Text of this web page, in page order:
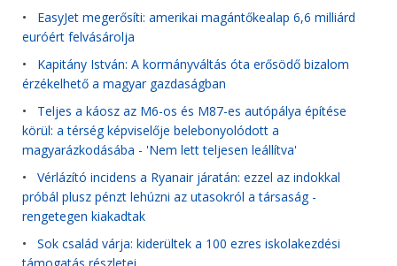
• EasyJet megerősíti: amerikai magántőkealap 6,6 milliárd
euróért felvásárolja
• Kapitány István: A kormányváltás óta erősödő bizalom
érzékelhető a magyar gazdaságban
• Teljes a káosz az M6-os és M87-es autópálya építése
körül: a térség képviselője belebonyolódott a
magyarázkodásába - 'Nem lett teljesen leállítva'
• Vérlázító incidens a Ryanair járatán: ezzel az indokkal
próbál plusz pénzt lehúzni az utasokról a társaság -
rengetegen kiakadtak
• Sok család várja: kiderültek a 100 ezres iskolakezdési